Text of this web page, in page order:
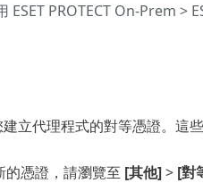
ESET PROTECT On-Prem >
立代理程式的對等憑證。這
憑證，請瀏覽至 [其他]> [對